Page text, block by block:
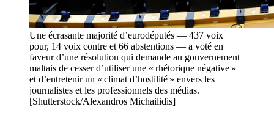
Une écrasante majorité d’eurodéputés — 437 voix
pour, 14 voix contre et 66 abstentions — a voté en
faveur d’une résolution qui demande au gouvernement
maltais de cesser d’utiliser une « rhétorique négative »
et d’entretenir un « climat d’hostilité » envers les
journalistes et les professionnels des médias.
[Shutterstock/Alexandros Michailidis]